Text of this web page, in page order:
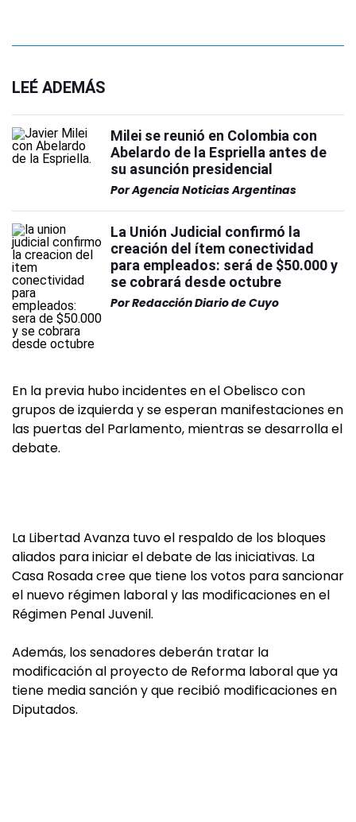
LEÉ ADEMÁS
Milei se reunió en Colombia con
Abelardo de la Espriella antes de
su asunción presidencial
PorAgencia Noticias Argentinas
La Unión Judicial confirmó la
creación del ítem conectividad
para empleados: será de $50.000 y
se cobrará desde octubre
PorRedacción Diario de Cuyo
En la previa hubo incidentes en el Obelisco con
grupos de izquierda y se esperan manifestaciones en
las puertas del Parlamento, mientras se desarrolla el
debate.
La Libertad Avanza tuvo el respaldo de los bloques
aliados para iniciar el debate de las iniciativas. La
Casa Rosada cree que tiene los votos para sancionar
el nuevo régimen laboral y las modificaciones en el
Régimen Penal Juvenil.
Además, los senadores deberán tratar la
modificación al proyecto de Reforma laboral que ya
tiene media sanción y que recibió modificaciones en
Diputados.